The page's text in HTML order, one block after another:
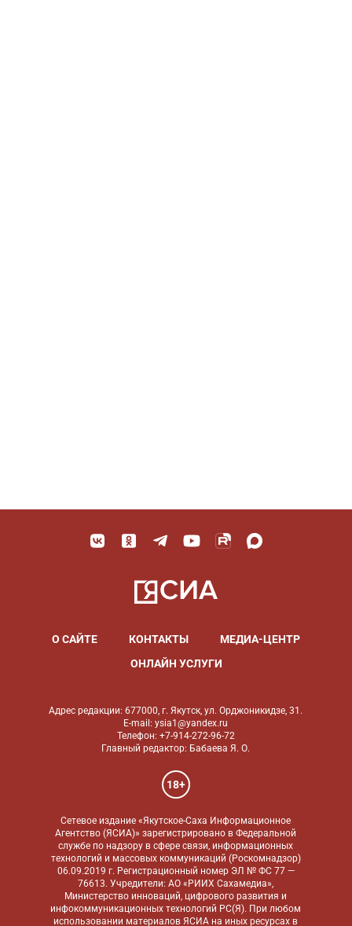
О САЙТЕ КОНТАКТЫ
МЕДИА-ЦЕНТР
ОНЛАЙН УСЛУГИ
Адрес редакции: 677000, г. Якутск, ул. Орджоникидзе, 31.
E-mail: ysia1@yandex.ru
Телефон: +7-914-272-96-72
Главный редактор: Бабаева Я. О.
18+
Сетевое издание «Якутское-Саха Информационное
Агентство (ЯСИА)» зарегистрировано в Федеральной
службе по надзору в сфере связи, информационных
технологий и массовых коммуникаций (Роскомнадзор)
06.09.2019 г. Регистрационный номер ЭЛ № ФС 77 —
76613. Учредители: АО «РИИХ Сахамедиа»,
Министерство инноваций, цифрового развития и
инфокоммуникационных технологий РС(Я). При любом
использовании материалов ЯСИА на иных ресурсах в